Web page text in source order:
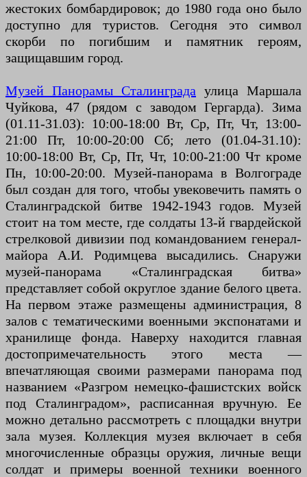
жестоких бомбардировок; до 1980 года оно было
доступно для туристов. Сегодня это символ
скорби по погибшим и памятник героям,
защищавшим город.
Музей Панорамы Сталинграда улица Маршала
Чуйкова, 47 (рядом с заводом Гергарда). Зима
(01.11-31.03): 10:00-18:00 Вт, Ср, Пт, Чт, 13:00-
21:00 Пт, 10:00-20:00 Сб; лето (01.04-31.10):
10:00-18:00 Вт, Ср, Пт, Чт, 10:00-21:00 Чт кроме
Пн, 10:00-20:00. Музей-панорама в Волгограде
был создан для того, чтобы увековечить память о
Сталинградской битве 1942-1943 годов. Музей
стоит на том месте, где солдаты 13-й гвардейской
стрелковой дивизии под командованием генерал-
майора А.И. Родимцева высадились. Снаружи
музей-панорама «Сталинградская битва»
представляет собой округлое здание белого цвета.
На первом этаже размещены администрация, 8
залов с тематическими военными экспонатами и
хранилище фонда. Наверху находится главная
достопримечательность этого места —
впечатляющая своими размерами панорама под
названием «Разгром немецко-фашистских войск
под Сталинградом», расписанная вручную. Ее
можно детально рассмотреть с площадки внутри
зала музея. Коллекция музея включает в себя
многочисленные образцы оружия, личные вещи
солдат и примеры военной техники военного